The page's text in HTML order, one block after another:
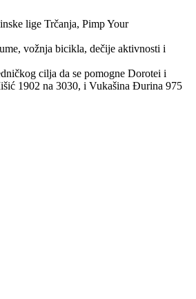
lige Trčanja, Pimp Your
vožnja bicikla, dečije aktivnosti i
cilja da se pomogne Dorotei i
1902 na 3030, i Vukašina Đurina 975